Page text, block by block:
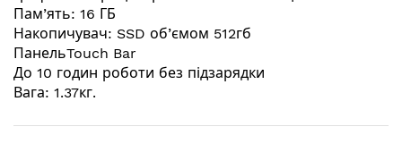
Пам’ять: 16 ГБ
Накопичувач: SSD об’ємом 512гб
ПанельTouch Bar
До 10 годин роботи без підзарядки
Вага: 1.37кг.